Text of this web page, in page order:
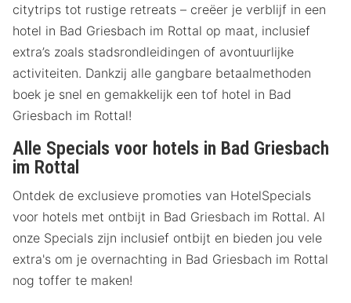
citytrips tot rustige retreats – creëer je verblijf in een
hotel in Bad Griesbach im Rottal op maat, inclusief
extra’s zoals stadsrondleidingen of avontuurlijke
activiteiten. Dankzij alle gangbare betaalmethoden
boek je snel en gemakkelijk een tof hotel in Bad
Griesbach im Rottal!
Alle Specials voor hotels in Bad Griesbach
im Rottal
Ontdek de exclusieve promoties van HotelSpecials
voor hotels met ontbijt in Bad Griesbach im Rottal. Al
onze Specials zijn inclusief ontbijt en bieden jou vele
extra's om je overnachting in Bad Griesbach im Rottal
nog toffer te maken!